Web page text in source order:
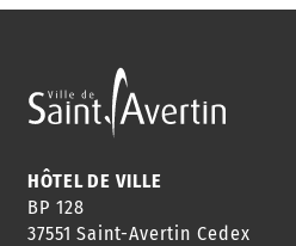
HÔTEL DE VILLE
BP 128
37551 Saint-Avertin Cedex